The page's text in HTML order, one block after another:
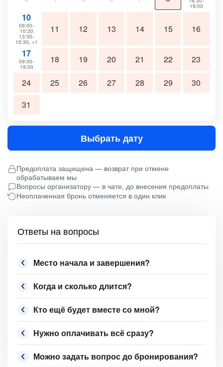
19:00
10
09:00-
10:30
13:30-
15:30, +1
11 12 13 14 15 16
17
09:00-
19:00
18 19 20 21 22 23
24 25 26 27 28 29
30
31
Выбрать дату
Предоплата защищена — возврат при отмене
обрабатываем мы
Вопросы организатору — в чате, до внесения предоплаты
Неоплаченная бронь отменяется в один клик
Ответы на вопросы
Место начала и завершения?
Когда и сколько длится?
Кто ещё будет вместе со мной?
Нужно оплачивать всё сразу?
Можно задать вопрос до бронирования?